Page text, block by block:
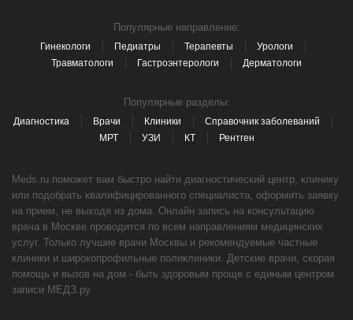
Популярные направление:
Гинекологи Педиатры Терапевты
Урологи
Травматологи
Гастроэнтерологи Дерматологи
Популярные разделы:
Диагностика Врачи Клиники
Справочник заболеваний
МРТ
УЗИ КТ Рентген
Meds.ru поможет вам быстро найти диагностический центр, клинику
или подобрать квалифицированного специалиста, оформить заявку
на прием, не выходя из дома. Онлайн запись на консультацию
врача в Москве проводится по всем направлениям медицинских
услуг. Только лучшие врачи Москвы и рекомендуемые частные
клиники и широкопрофильные поликлиники. Детские врачи, скорая
помощь и вызов на дом - быть здоровым проще с единым центром
записи МЕДЗ.ру